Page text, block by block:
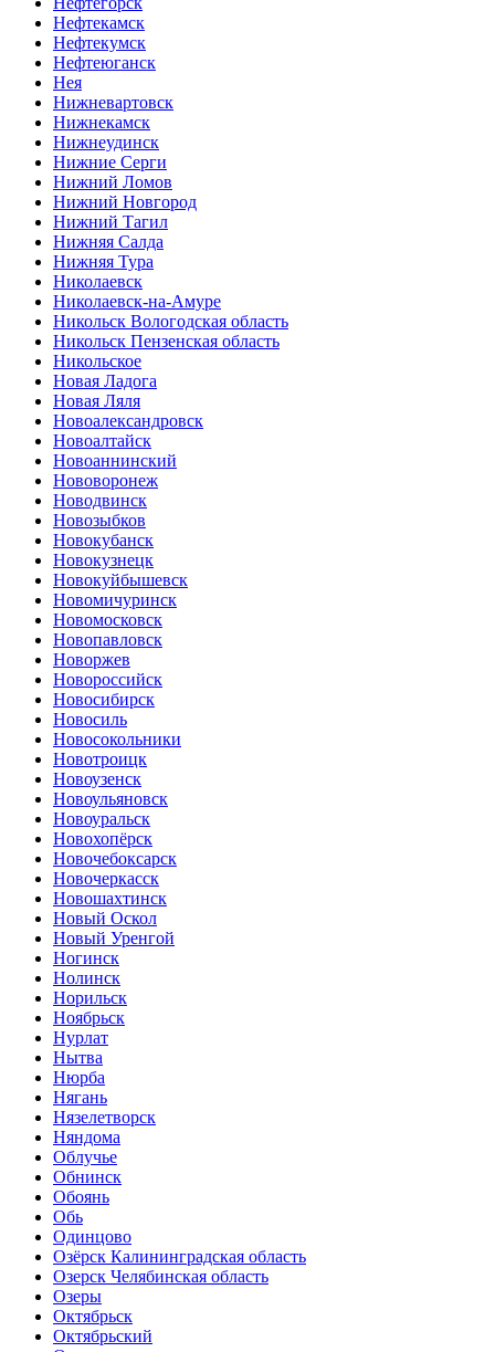
Нефтекамск
Нефтекумск
Нефтеюганск
Нея
Нижневартовск
Нижнекамск
Нижнеудинск
Нижние Серги
Нижний Ломов
Нижний Новгород
Нижний Тагил
Нижняя Салда
Нижняя Тура
Николаевск
Николаевск-на-Амуре
Никольск Вологодская область
Никольск Пензенская область
Никольское
Новая Ладога
Новая Ляля
Новоалександровск
Новоалтайск
Новоаннинский
Нововоронеж
Новодвинск
Новозыбков
Новокубанск
Новокузнецк
Новокуйбышевск
Новомичуринск
Новомосковск
Новопавловск
Новоржев
Новороссийск
Новосибирск
Новосиль
Новосокольники
Новотроицк
Новоузенск
Новоульяновск
Новоуральск
Новохопёрск
Новочебоксарск
Новочеркасск
Новошахтинск
Новый Оскол
Новый Уренгой
Ногинск
Нолинск
Норильск
Ноябрьск
Нурлат
Нытва
Нюрба
Нягань
Нязелетворск
Няндома
Облучье
Обнинск
Обоянь
Обь
Одинцово
Озёрск Калининградская область
Озерск Челябинская область
Озеры
Октябрьск
Октябрьский